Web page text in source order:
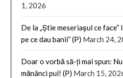
1, 2026
De la „Știe meseriașul ce face”
pe ce dau banii” (P) March 24,
Doar o vorbă să-ți mai spun:
mănânci pui! (P) March 15,